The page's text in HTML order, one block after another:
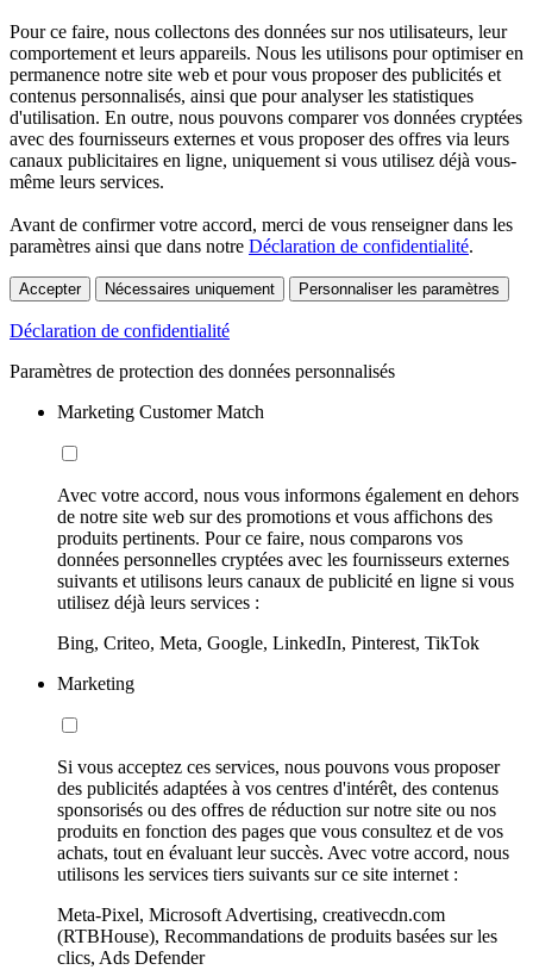
Pour ce faire, nous collectons des données sur nos utilisateurs, leur
comportement et leurs appareils. Nous les utilisons pour optimiser en
permanence notre site web et pour vous proposer des publicités et
contenus personnalisés, ainsi que pour analyser les statistiques
d'utilisation. En outre, nous pouvons comparer vos données cryptées
avec des fournisseurs externes et vous proposer des offres via leurs
canaux publicitaires en ligne, uniquement si vous utilisez déjà vous-
même leurs services.
Avant de confirmer votre accord, merci de vous renseigner dans les
paramètres ainsi que dans notre Déclaration de confidentialité.
Accepter Nécessaires uniquement Personnaliser les paramètres
Déclaration de confidentialité
Paramètres de protection des données personnalisés
Marketing Customer Match
Avec votre accord, nous vous informons également en dehors
de notre site web sur des promotions et vous affichons des
produits pertinents. Pour ce faire, nous comparons vos
données personnelles cryptées avec les fournisseurs externes
suivants et utilisons leurs canaux de publicité en ligne si vous
utilisez déjà leurs services :
Bing, Criteo, Meta, Google, LinkedIn, Pinterest, TikTok
Marketing
Si vous acceptez ces services, nous pouvons vous proposer
des publicités adaptées à vos centres d'intérêt, des contenus
sponsorisés ou des offres de réduction sur notre site ou nos
produits en fonction des pages que vous consultez et de vos
achats, tout en évaluant leur succès. Avec votre accord, nous
utilisons les services tiers suivants sur ce site internet :
Meta-Pixel, Microsoft Advertising, creativecdn.com
(RTBHouse), Recommandations de produits basées sur les
clics, Ads Defender